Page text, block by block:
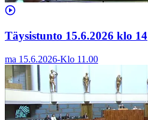
Täysistunto 15.6.2026 klo 14
ma 15.6.2026-Klo 11.00